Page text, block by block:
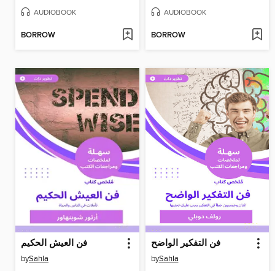
AUDIOBOOK
BORROW
AUDIOBOOK
BORROW
فن العيش الحكيم
bySahla
فن التفكير الواضح
bySahla